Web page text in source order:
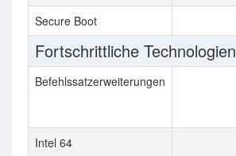
Secure Boot
Fortschrittliche Technologien
Befehlssatzerweiterungen
Intel 64